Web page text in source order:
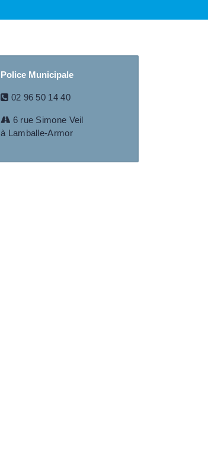
Police Municipale
02 96 50 14 40
6 rue Simone Veil
à Lamballe-Armor